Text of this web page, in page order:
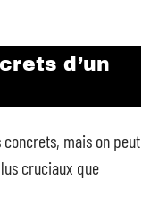
d’un
mais on peut
cruciaux que